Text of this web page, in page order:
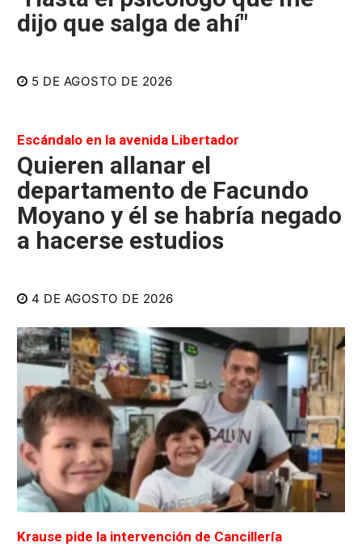
dijo que salga de ahí"
5 DE AGOSTO DE 2026
Escándalo en la avenida Libertador
Quieren allanar el
departamento de Facundo
Moyano y él se habría negado
a hacerse estudios
4 DE AGOSTO DE 2026
Krause pide la intervención de Cancillería